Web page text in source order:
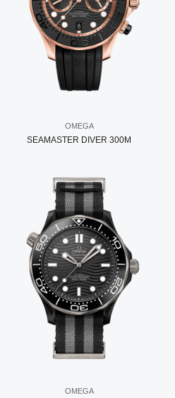
OMEGA
SEAMASTER DIVER 300M
OMEGA